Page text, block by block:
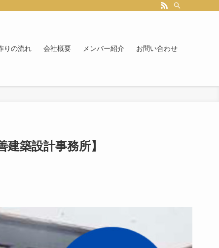
りの流れ 会社概要 メンバー紹介 お問い合わせ
築設計事務所】